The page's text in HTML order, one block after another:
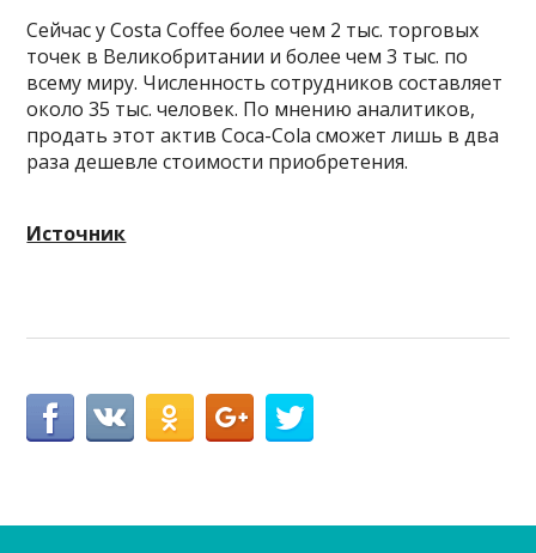
Сейчас у Costa Coffee более чем 2 тыс. торговых
точек в Великобритании и более чем 3 тыс. по
всему миру. Численность сотрудников составляет
около 35 тыс. человек. По мнению аналитиков,
продать этот актив Coca-Cola сможет лишь в два
раза дешевле стоимости приобретения.
Источник